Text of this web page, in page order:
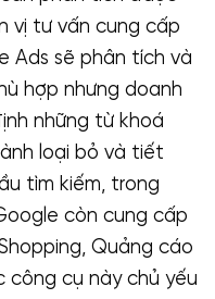
vị tư vấn cung cấp
Ads sẽ phân tích và
hợp nhưng doanh
những từ khoá
loại bỏ và tiết
tìm kiếm, trong
còn cung cấp
Quảng cáo
công cụ này chủ yếu